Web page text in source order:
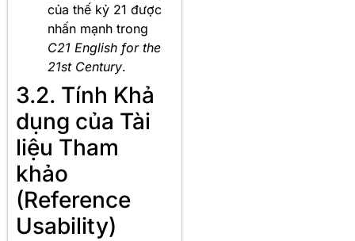
của thế kỷ 21 được
nhấn mạnh trong
C21 English for the
21st Century.
3.2. Tính Khả
dụng của Tài
liệu Tham
khảo
(Reference
Usability)